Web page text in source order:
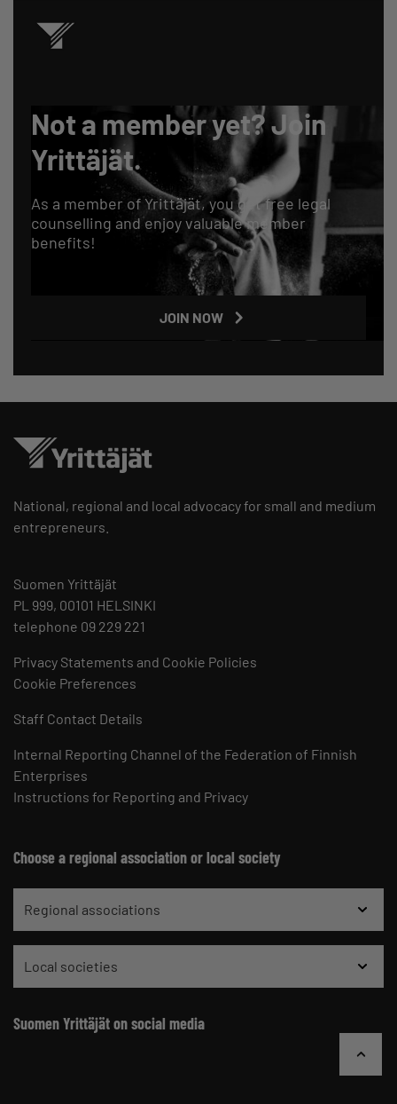
Not a member yet? Join
Yrittäjät.
As a member of Yrittäjät, you get free legal
counselling and enjoy valuable member
benefits!
JOIN NOW
National, regional and local advocacy for small and medium
entrepreneurs.
Suomen Yrittäjät
PL 999, 00101 HELSINKI
telephone 09 229 221
Privacy Statements and Cookie Policies
Cookie Preferences
Staff Contact Details
Internal Reporting Channel of the Federation of Finnish
Enterprises
Instructions for Reporting and Privacy
Choose a regional association or local society
Regional associations
Local societies
Suomen Yrittäjät on social media